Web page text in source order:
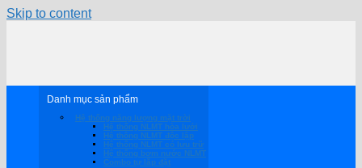
Skip to content
Danh mục sản phẩm
Hệ thống năng lượng mặt trời
Hệ thống NLMT hòa lưới
Hệ thông NLMT độc lập
Hệ thống NLMT có lưu trữ
Hệ thống bơm nước NLMT
Combo tự lắp đặt